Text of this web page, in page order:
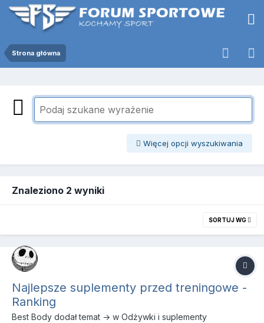
Strona główna
Więcej opcji wyszukiwania
Znaleziono 2 wyniki
SORTUJ WG
Najlepsze suplementy przed treningowe -
Ranking
Best Body dodał temat → w Odżywki i suplementy